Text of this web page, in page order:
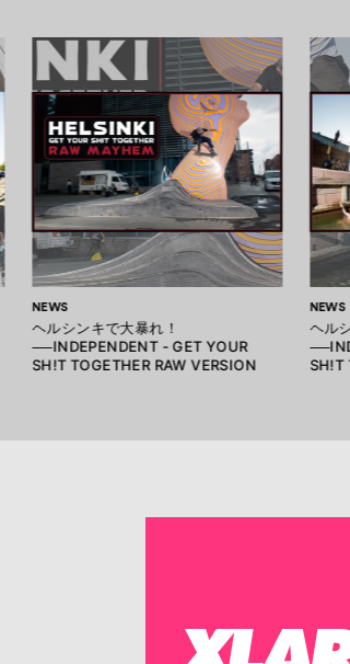
NEWS
ヘルシンキで大暴れ！
──INDEPENDENT - GET YOUR
SH!T TOGETHER RAW VERSION
NEWS
ヘル
SH!T